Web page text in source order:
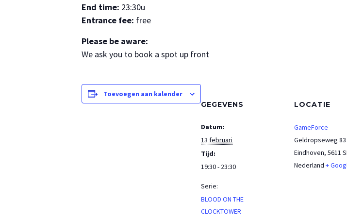
End time: 23:30u
Entrance fee: free
Please be aware:
We ask you to book a spot up front
Toevoegen aan kalender
GEGEVENS
Datum:
13 februari
Tijd:
19:30 - 23:30
Serie:
BLOOD ON THE
CLOCKTOWER
LOCATIE
GameForce
Geldropseweg 83
Eindhoven, 5611
Nederland +